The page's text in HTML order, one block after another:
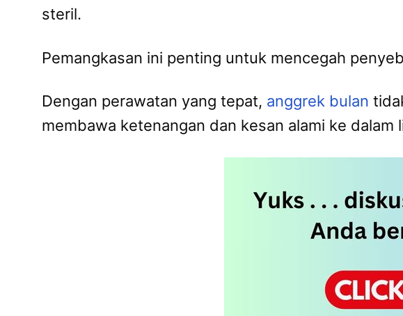
steril.
Pemangkasan ini penting untuk mencegah
Dengan perawatan yang tepat, anggrek bulan
membawa ketenangan dan kesan alami ke